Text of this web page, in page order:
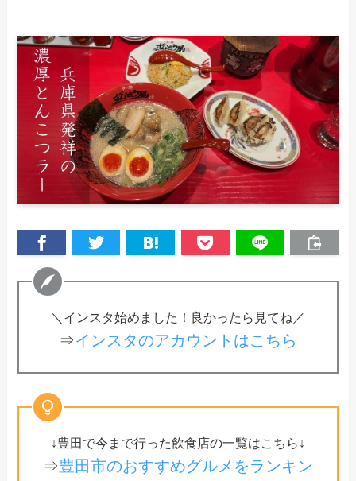
＼インスタ始めました！良かったら見てね／
⇒インスタのアカウントはこちら
↓豊田で今まで行った飲食店の一覧はこちら↓
⇒豊田市のおすすめグルメをランキン